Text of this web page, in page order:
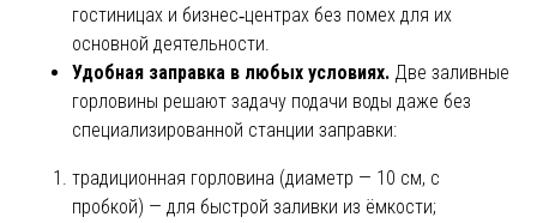
гостиницах и бизнес‑центрах без помех для их
основной деятельности.
Удобная заправка в любых условиях. Две заливные
горловины решают задачу подачи воды даже без
специализированной станции заправки:
традиционная горловина (диаметр — 10 см, с
пробкой) — для быстрой заливки из ёмкости;